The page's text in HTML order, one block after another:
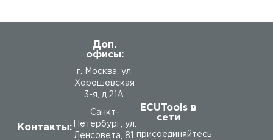
Контакты:
Доп.
офисы:
г. Москва, ул.
Хорошёвская
3-я, д.21А.
Санкт-
Петербург, ул.
Ленсовета, 81.
ECUTools в
сети
присоединяйтесь